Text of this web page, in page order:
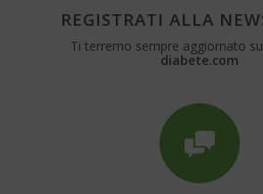
REGISTRATI ALLA
Ti terremo sempre aggiornato
diabete.com